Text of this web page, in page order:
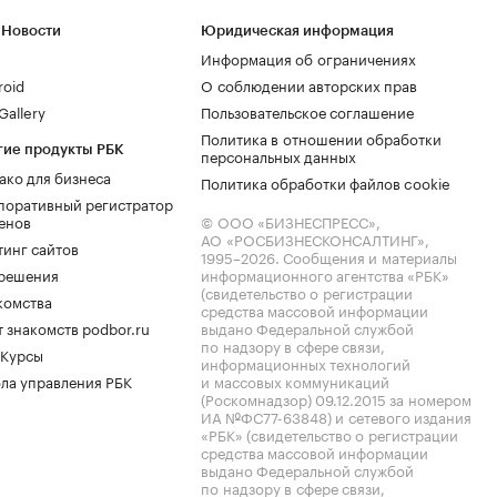
продукты РБК
для бизнеса
регистратор
сайтов
знакомств podbor.ru
управления РБК
Юридическая информация
Информация об ограничениях
О соблюдении авторских прав
Пользовательское соглашение
Политика в отношении обработки
персональных данных
Политика обработки файлов cookie
© ООО «БИЗНЕСПРЕСС»,
АО «РОСБИЗНЕСКОНСАЛТИНГ»,
1995–2026. Сообщения и материалы
информационного агентства «РБК»
(свидетельство о регистрации
средства массовой информации
выдано Федеральной службой
по надзору в сфере связи,
информационных технологий
и массовых коммуникаций
(Роскомнадзор) 09.12.2015 за номером
ИА №ФС77-63848) и сетевого издания
«РБК» (свидетельство о регистрации
средства массовой информации
выдано Федеральной службой
по надзору в сфере связи,